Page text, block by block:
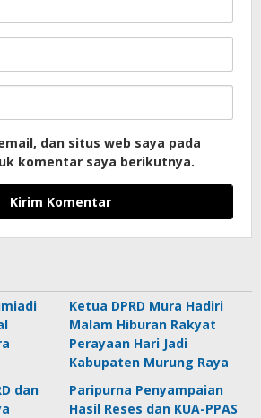
dan situs web saya pada
komentar saya berikutnya.
Ketua DPRD Mura Hadiri
Malam Hiburan Rakyat
Perayaan Hari Jadi
Kabupaten Murung Raya
dan
Paripurna Penyampaian
Hasil Reses dan KUA-PPAS